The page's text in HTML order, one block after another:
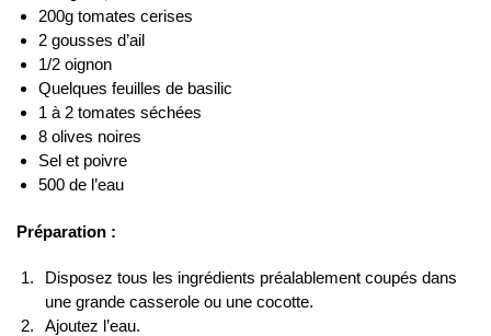
200g tomates cerises
2 gousses d’ail
1/2 oignon
Quelques feuilles de basilic
1 à 2 tomates séchées
8 olives noires
Sel et poivre
500 de l’eau
Préparation :
Disposez tous les ingrédients préalablement coupés dans
une grande casserole ou une cocotte.
Ajoutez l’eau.